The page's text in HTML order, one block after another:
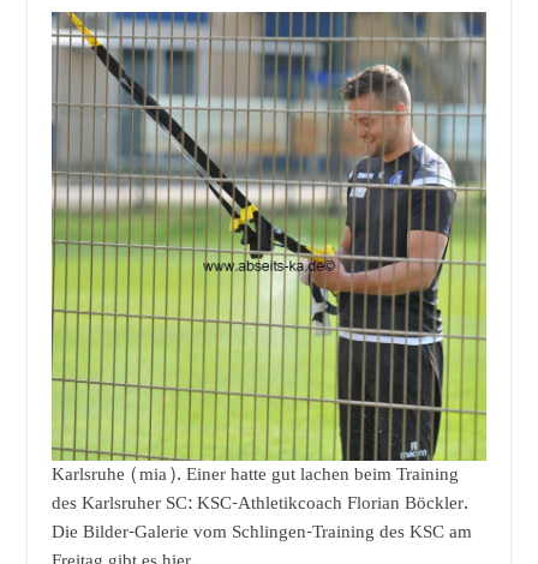
Karlsruhe (mia). Einer hatte gut lachen beim Training
des Karlsruher SC: KSC-Athletikcoach Florian Böckler.
Die Bilder-Galerie vom Schlingen-Training des KSC am